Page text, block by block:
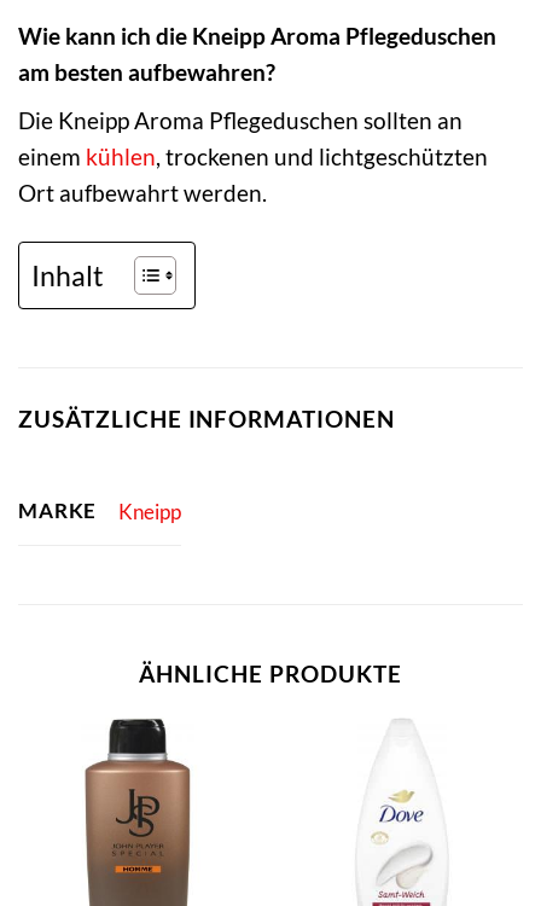
Wie kann ich die Kneipp Aroma Pflegeduschen
am besten aufbewahren?
Die Kneipp Aroma Pflegeduschen sollten an
einem kühlen, trockenen und lichtgeschützten
Ort aufbewahrt werden.
Inhalt
ZUSÄTZLICHE INFORMATIONEN
MARKE Kneipp
ÄHNLICHE PRODUKTE